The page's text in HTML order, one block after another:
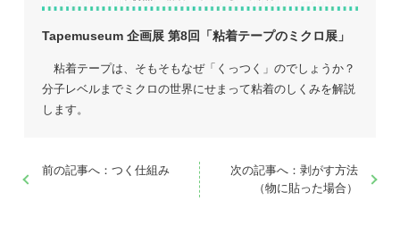
Tapemuseum 企画展 第8回 「粘着テープのミクロ展」
粘着テープは、そもそもなぜ「くっつく」のでしょうか？
分子レベルまでミクロの世界にせまって粘着のしくみを解説
します。
前の記事へ：つく仕組み
次の記事へ：剥がす方法
（物に貼った場合）